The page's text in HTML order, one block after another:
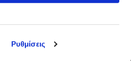
Ρυθμίσεις